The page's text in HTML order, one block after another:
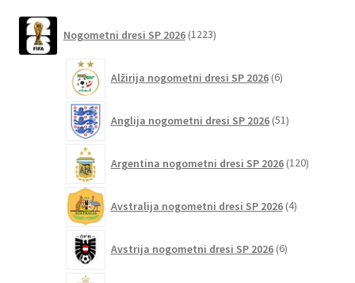
Nogometni dresi SP 2026 1223izdelkov
Alžirija nogometni dresi SP 2026 6izdelkov
Anglija nogometni dresi SP 2026 51izdelkov
Argentina nogometni dresi SP 2026 120izdelkov
Avstralija nogometni dresi SP 2026 4izdelki
Avstrija nogometni dresi SP 2026 6izdelkov